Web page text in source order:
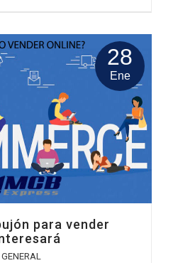
28
Ene
para vender
GENERAL